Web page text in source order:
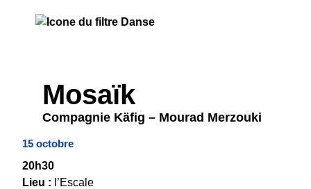
Mosaïk
Compagnie Käfig – Mourad Merzouki
15 octobre
20h30
Lieu : l’Escale